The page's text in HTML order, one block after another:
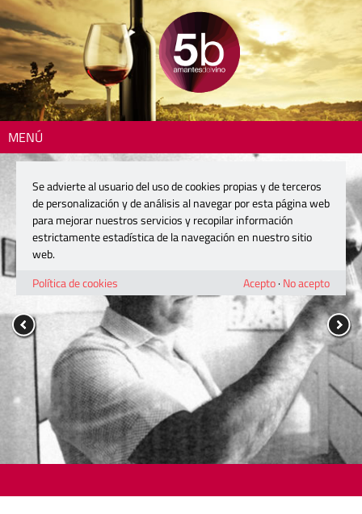
MENÚ
Se advierte al usuario del uso de cookies propias y de terceros
de personalización y de análisis al navegar por esta página web
para mejorar nuestros servicios y recopilar información
estrictamente estadística de la navegación en nuestro sitio
web.
Política de cookies
Acepto· No acepto